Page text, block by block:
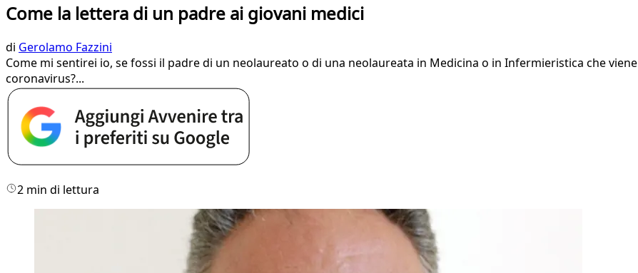
Come la lettera di un padre ai giovani medici
di Gerolamo Fazzini
Come mi sentirei io, se fossi il padre di un neolaureato o di una neolaureata in Medicina o in Infermieristica che
coronavirus?...
2 min di lettura